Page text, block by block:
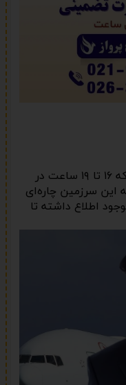
اگر عازم کشور کانادا باشید، می دانید که ۱۶ تا ۱۹ ساعت در
این سرزمین چاره‌ای
اطلاع داشته تا